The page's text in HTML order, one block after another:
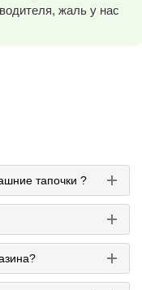
жаль у нас
тапочки ?